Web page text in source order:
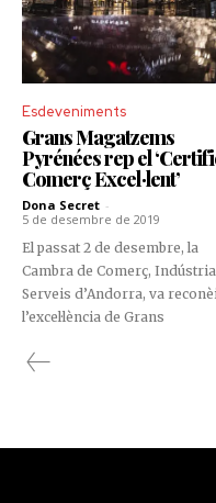
Esdeveniments
Grans Magatzems
Pyrénées rep el
Comerç Excel·lent’
Dona Secret -
5 de desembre de 2019
El passat 2 de desembre, la
Cambra de Comerç,
Serveis d’Andorra, va
l’excel·lència de Grans
d’un certificat que cap